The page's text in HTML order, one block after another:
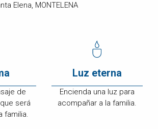
Elena, MONTELENA
de
será
familia.
Luz eterna
Encienda una luz para
acompañar a la familia.